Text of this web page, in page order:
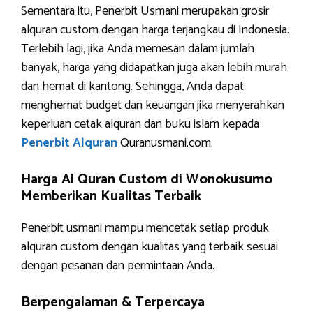
Sementara itu, Penerbit Usmani merupakan grosir
alquran custom dengan harga terjangkau di Indonesia.
Terlebih lagi, jika Anda memesan dalam jumlah
banyak, harga yang didapatkan juga akan lebih murah
dan hemat di kantong. Sehingga, Anda dapat
menghemat budget dan keuangan jika menyerahkan
keperluan cetak alquran dan buku islam kepada
Penerbit AlquranQuranusmani.com.
Harga Al Quran Custom di Wonokusumo
Memberikan Kualitas Terbaik
Penerbit usmani mampu mencetak setiap produk
alquran custom dengan kualitas yang terbaik sesuai
dengan pesanan dan permintaan Anda.
Berpengalaman & Terpercaya